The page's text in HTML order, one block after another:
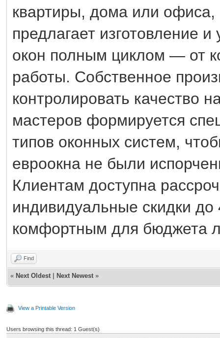
квартиры, дома или
предлагает изготовление
окон полным циклом — от
работы. Собственное
контролировать качество
мастеров формируется
типов оконных систем,
евроокна не были
Клиентам доступна
индивидуальные скидки
комфортным для бюджета
Find
« Next Oldest Next Newest »
View a Printable Version
Users browsing this thread: 1 Guest(s)